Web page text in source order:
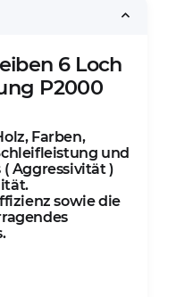
6 Loch
P2000
Farben,
und
Aggressivität )
sowie die